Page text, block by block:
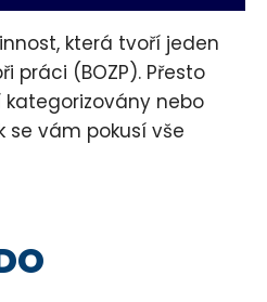
která tvoří jeden
práci (BOZP). Přesto
nebo
se vám pokusí vše